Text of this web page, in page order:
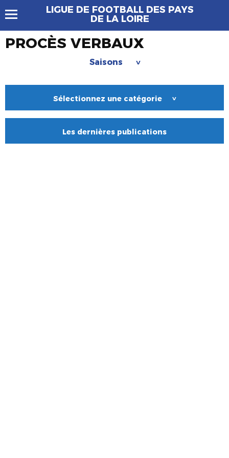
LIGUE DE FOOTBALL DES PAYS
DE LA LOIRE
PROCÈS VERBAUX
Saisons >
Sélectionnez une catégorie >
Les dernières publications